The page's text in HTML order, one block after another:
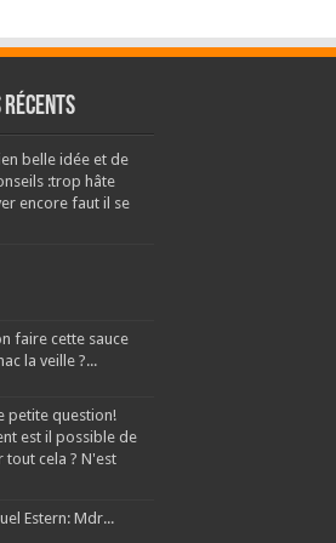
récents
belle idée et de
:trop hâte
encore faut il se
faire cette sauce
la veille ?...
petite question!
est il possible de
tout cela ? N'est
Estern: Mdr...